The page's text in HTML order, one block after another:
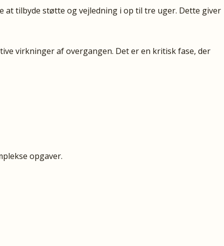
tilbyde støtte og vejledning i op til tre uger. Dette giver
virkninger af overgangen. Det er en kritisk fase, der
opgaver.